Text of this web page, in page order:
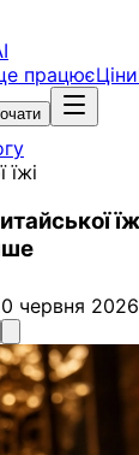
працюєЦіни
їжі
червня